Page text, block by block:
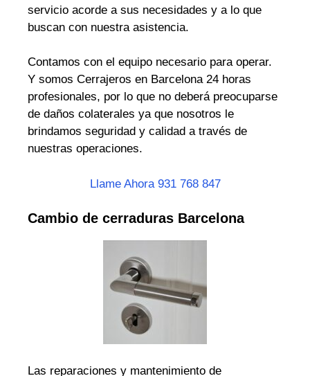
servicio acorde a sus necesidades y a lo que
buscan con nuestra asistencia.
Contamos con el equipo necesario para operar.
Y somos Cerrajeros en Barcelona 24 horas
profesionales, por lo que no deberá preocuparse
de daños colaterales ya que nosotros le
brindamos seguridad y calidad a través de
nuestras operaciones.
Llame Ahora 931 768 847
Cambio de cerraduras Barcelona
Las reparaciones y mantenimiento de